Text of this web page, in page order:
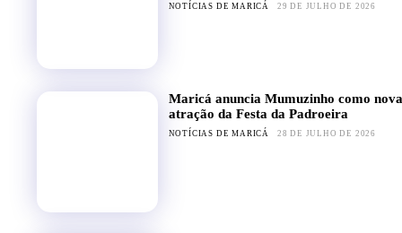
NOTÍCIAS DE MARICÁ 29 DE JULHO DE 2026
Maricá anuncia Mumuzinho como nova
atração da Festa da Padroeira
NOTÍCIAS DE MARICÁ 28 DE JULHO DE 2026